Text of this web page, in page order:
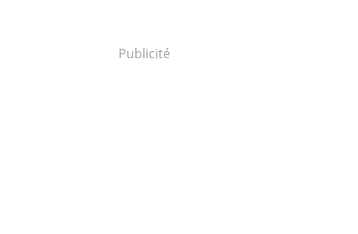
Publicité